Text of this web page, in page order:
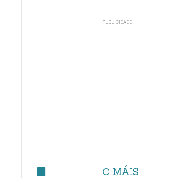
O MÁIS